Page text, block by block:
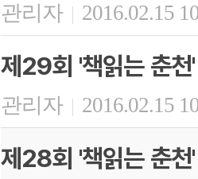
관리자 | 2016.02.15
제29회 '책읽는 춘천
관리자 | 2016.02.15
제28회 '책읽는 춘천